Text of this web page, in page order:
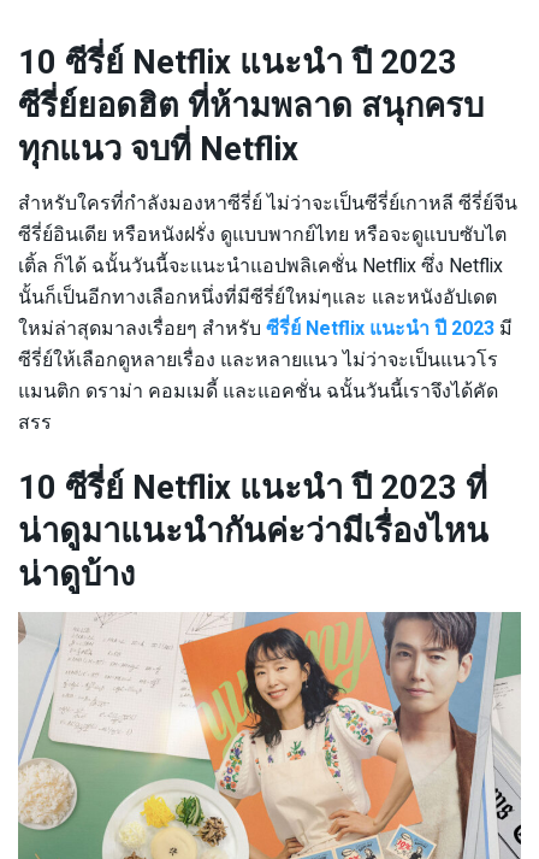
10 ซีรี่ย์ Netflix แนะนำ ปี 2023
ซีรี่ย์ยอดฮิต ที่ห้ามพลาด สนุกครบ
ทุกแนว จบที่ Netflix
สำหรับใครที่กำลังมองหาซีรี่ย์ ไม่ว่าจะเป็นซีรี่ย์เกาหลี ซีรี่ย์จีน
ซีรี่ย์อินเดีย หรือหนังฝรั่ง ดูแบบพากย์ไทย หรือจะดูแบบซับไต
เติ้ล ก็ได้ ฉนั้นวันนี้จะแนะนำแอปพลิเคชั่น Netflix ซึ่ง Netflix
นั้นก็เป็นอีกทางเลือกหนึ่งที่มีซีรี่ย์ใหม่ๆและ และหนังอัปเดต
ใหม่ล่าสุดมาลงเรื่อยๆ สำหรับ ซีรี่ย์ Netflix แนะนำ ปี 2023 มี
ซีรี่ย์ให้เลือกดูหลายเรื่อง และหลายแนว ไม่ว่าจะเป็นแนวโร
แมนติก ดราม่า คอมเมดี้ และแอคชั่น ฉนั้นวันนี้เราจึงได้คัด
สรร
10 ซีรี่ย์ Netflix แนะนำ ปี 2023 ที่
น่าดูมาแนะนำกันค่ะว่ามีเรื่องไหน
น่าดูบ้าง